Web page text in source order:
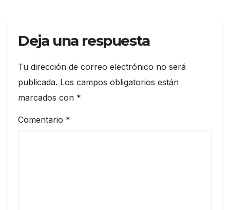
Deja una respuesta
Tu dirección de correo electrónico no será
publicada. Los campos obligatorios están
marcados con *
Comentario *